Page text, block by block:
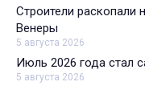
Строители раскопали
Венеры
5 августа 2026
Июль 2026 года стал
5 августа 2026